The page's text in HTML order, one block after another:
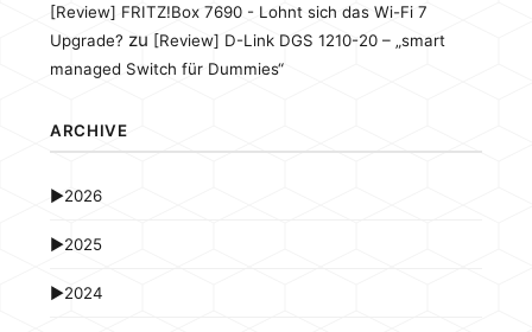
[Review] FRITZ!Box 7690 - Lohnt sich das Wi-Fi 7
Upgrade? zu [Review] D-Link DGS 1210-20 – „smart
managed Switch für Dummies“
ARCHIVE
►2026
►2025
►2024